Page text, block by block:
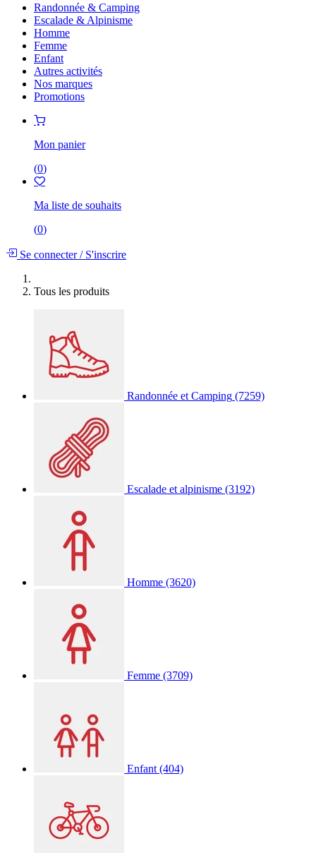
Randonnée & Camping
Escalade & Alpinisme
Homme
Femme
Enfant
Autres activités
Nos marques
Promotions
Mon panier
(0)
Ma liste de souhaits
(0)
Se connecter/S'inscrire
Tous les produits
Randonnée et Camping (7259)
Escalade et alpinisme (3192)
Homme (3620)
Femme (3709)
Enfant (404)